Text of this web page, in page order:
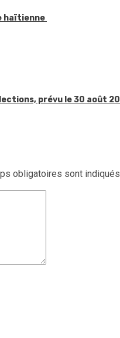
haïtienne
prévu le 30 août
obligatoires sont